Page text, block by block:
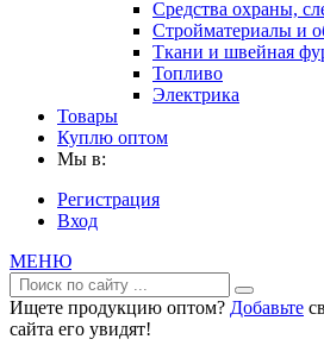
Средства охраны,
Стройматериалы и
Ткани и швейная
Топливо
Электрика
Товары
Куплю оптом
Мы в:
Регистрация
Вход
МЕНЮ
Ищете продукцию оптом? Добавьте
сайта его увидят!